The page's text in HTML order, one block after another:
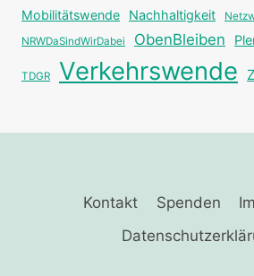
Mobilitätswende Nachhaltigkeit
NRWDaSindWirDabei ObenBleiben
TDGR Verkehrswende
Kontakt Spenden